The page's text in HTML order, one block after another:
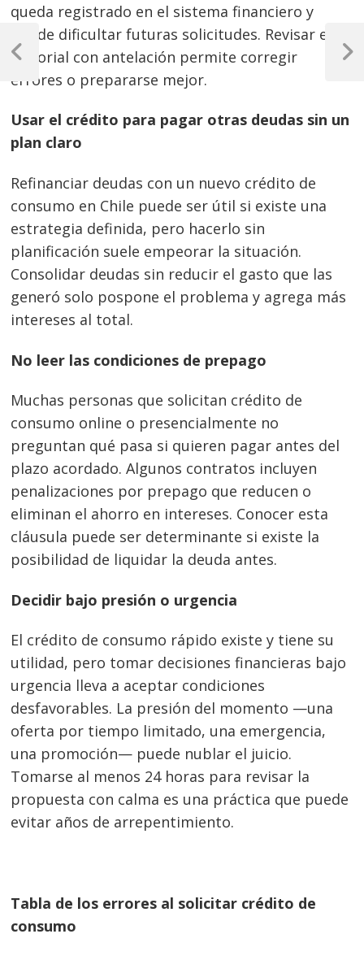
queda registrado en el sistema financiero y
puede dificultar futuras solicitudes. Revisar el
historial con antelación permite corregir
errores o prepararse mejor.
Usar el crédito para pagar otras deudas sin un
plan claro
Refinanciar deudas con un nuevo crédito de
consumo en Chile puede ser útil si existe una
estrategia definida, pero hacerlo sin
planificación suele empeorar la situación.
Consolidar deudas sin reducir el gasto que las
generó solo pospone el problema y agrega más
intereses al total.
No leer las condiciones de prepago
Muchas personas que solicitan crédito de
consumo online o presencialmente no
preguntan qué pasa si quieren pagar antes del
plazo acordado. Algunos contratos incluyen
penalizaciones por prepago que reducen o
eliminan el ahorro en intereses. Conocer esta
cláusula puede ser determinante si existe la
posibilidad de liquidar la deuda antes.
Decidir bajo presión o urgencia
El crédito de consumo rápido existe y tiene su
utilidad, pero tomar decisiones financieras bajo
urgencia lleva a aceptar condiciones
desfavorables. La presión del momento —una
oferta por tiempo limitado, una emergencia,
una promoción— puede nublar el juicio.
Tomarse al menos 24 horas para revisar la
propuesta con calma es una práctica que puede
evitar años de arrepentimiento.
Tabla de los errores al solicitar crédito de
consumo
Navegación
de
entradas
Previous
Next